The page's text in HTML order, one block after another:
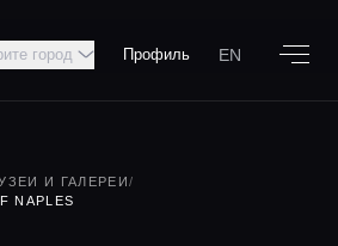
город Профиль EN
И ГАЛЕРЕИ/
NAPLES